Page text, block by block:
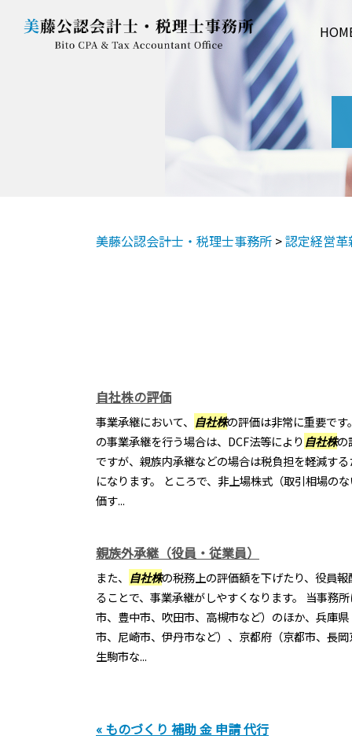
美藤公認会計士・税理士事務所 >認定経営
自社株の評価
事業承継において、 自社株の評価は非常に重要で
の事業承継を行う場合は、DCF法等により自社株の
ですが、親族内承継などの場合は税負担を軽減す
になります。 ところで、非上場株式（取引相場の
価す...
親族外承継（役員・従業員）
また、 自社株の税務上の評価額を下げたり、役員
ることで、事業承継がしやすくなります。 当事務
市、豊中市、吹田市、高槻市など）のほか、兵庫
市、尼崎市、伊丹市など）、京都府（京都市、長
生駒市な...
« ものづくり 補助 金 申請 代行